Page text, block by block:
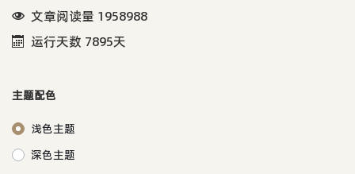
文章阅读量 1958988
运行天数 7895天
主题配色
浅色主题
深色主题